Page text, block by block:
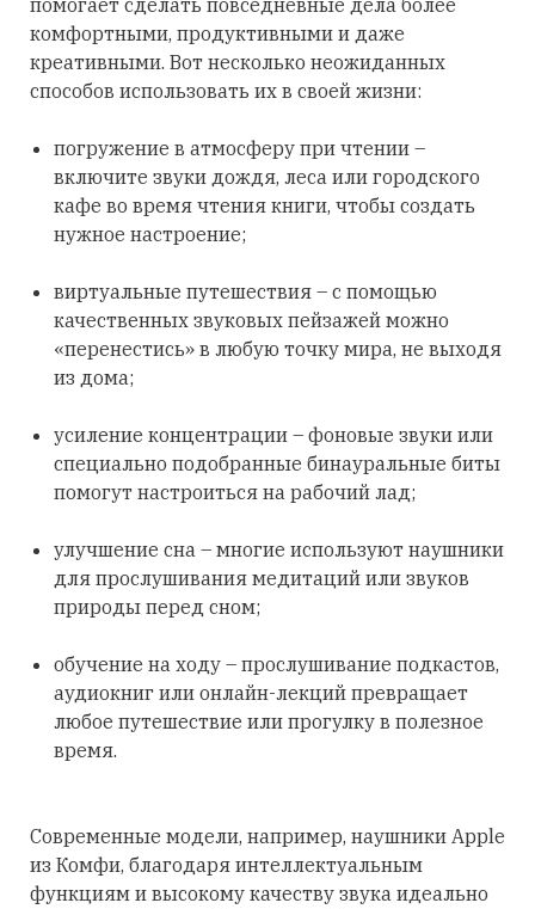
помогает сделать повседневные дела более
комфортными, продуктивными и даже
креативными. Вот несколько неожиданных
способов использовать их в своей жизни:
погружение в атмосферу при чтении –
включите звуки дождя, леса или городского
кафе во время чтения книги, чтобы создать
нужное настроение;
виртуальные путешествия – с помощью
качественных звуковых пейзажей можно
«перенестись» в любую точку мира, не выходя
из дома;
усиление концентрации – фоновые звуки или
специально подобранные бинауральные биты
помогут настроиться на рабочий лад;
улучшение сна – многие используют наушники
для прослушивания медитаций или звуков
природы перед сном;
обучение на ходу – прослушивание подкастов,
аудиокниг или онлайн-лекций превращает
любое путешествие или прогулку в полезное
время.
Современные модели, например, наушники Apple
из Комфи, благодаря интеллектуальным
функциям и высокому качеству звука идеально